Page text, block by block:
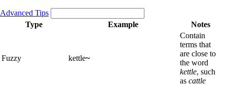
Advanced Tips
Type
Example Notes
Fuzzy kettle~
Contain
terms that
are close to
the word
kettle, such
as cattle